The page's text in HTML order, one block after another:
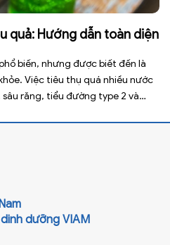
quả: Hướng dẫn toàn diện
biến, nhưng được biết đến là
Việc tiêu thụ quá nhiều nước
răng, tiểu đường type 2 và
dưỡng VIAM